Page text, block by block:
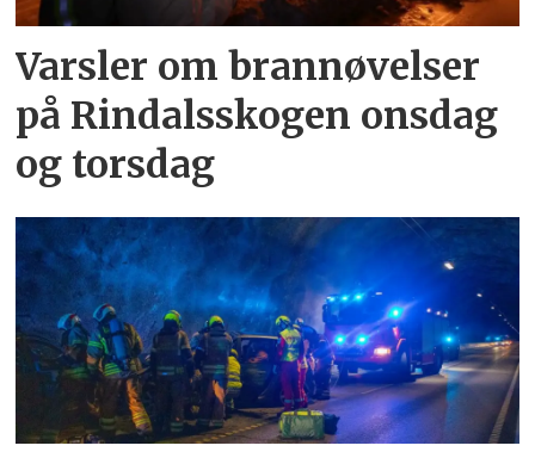
Varsler om brannøvelser
på Rindalsskogen onsdag
og torsdag